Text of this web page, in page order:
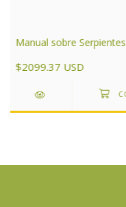
Manual sobre Serpientes
$2099.37 USD